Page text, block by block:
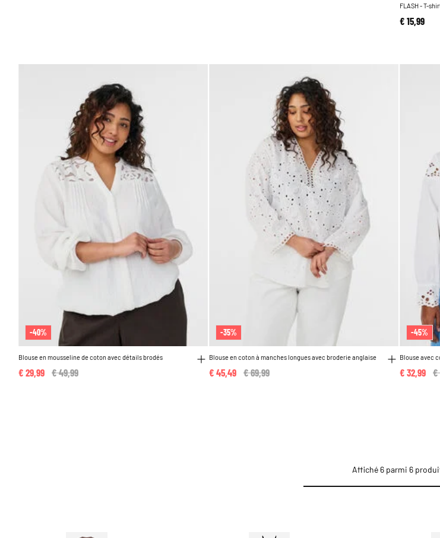
FLASH - T-
€ 15,99
-40%
Blouse en mousseline de coton avec détails brodés
Price reduced from
€ 49,99
€ 29,99
-35%
Blouse en coton à manches longues avec broderie anglaise
Price reduced from
€ 69,99
€ 45,49
-45%
Blouse avec
€
€ 32,99
Affiché 6 parmi 6